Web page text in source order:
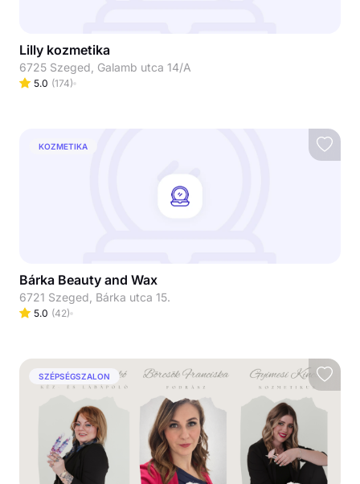
Lilly kozmetika
6725 Szeged, Galamb utca 14/A
5.0 (174)
KOZMETIKA
Bárka Beauty and Wax
6721 Szeged, Bárka utca 15.
5.0 (42)
SZÉPSÉGSZALON